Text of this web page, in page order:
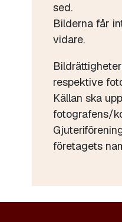
sed.
Bilderna får
vidare.
respektive
Källan ska
fotografens/
företagets